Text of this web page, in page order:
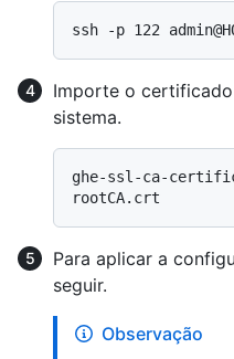
Importe o
sistema.
ghe-ssl-ca-
Para aplicar a
seguir.
Observação